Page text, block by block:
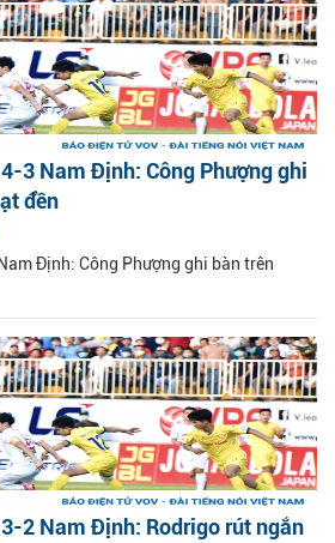
4-3 Nam Định: Công Phượng ghi
đền
Định: Công Phượng ghi bàn trên
3-2 Nam Định: Rodrigo rút ngắn